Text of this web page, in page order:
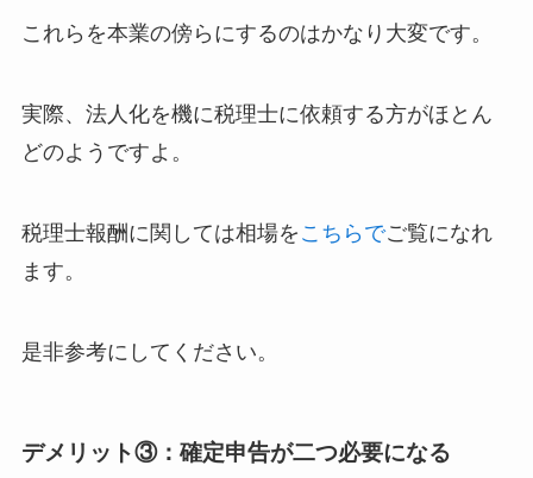
これらを本業の傍らにするのはかなり大変です。
実際、法人化を機に税理士に依頼する方がほとん
どのようですよ。
税理士報酬に関しては相場を こちらでご覧になれ
ます。
是非参考にしてください。
デメリット③：確定申告が二つ必要になる